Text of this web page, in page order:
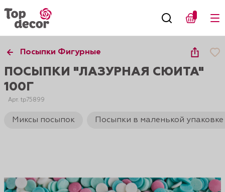
Посыпки Фигурные
ПОСЫПКИ "ЛАЗУРНАЯ СЮИТА"
100Г
Арт. tp75899
Миксы посыпок Посыпки в маленькой упаковке